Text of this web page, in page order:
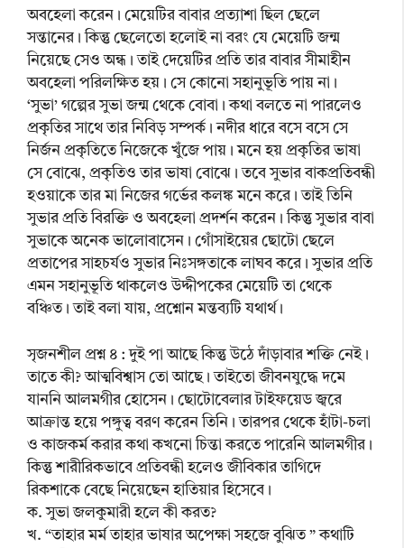
অবহেলা করেন। মেয়েটির বাবার প্রত্যাশা ছিল ছেলে
সন্তানের। কিন্তু ছেলেতো হলোই না বরং যে মেয়েটি জন্ম
নিয়েছে সেও অন্ধ। তাই দেয়েটির প্রতি তার বাবার সীমাহীন
অবহেলা পরিলক্ষিত হয়। সে কোনো সহানুভূতি পায় না।
‘সুভা’ গল্পের সুভা জন্ম থেকে বোবা। কথা বলতে না পারলেও
প্রকৃতির সাথে তার নিবিড় সম্পর্ক। নদীর ধারে বসে বসে সে
নির্জন প্রকৃতিতে নিজেকে খুঁজে পায়। মনে হয় প্রকৃতির ভাষা
সে বোঝে, প্রকৃতিও তার ভাষা বোঝে। তবে সুভার বাকপ্রতিবন্ধী
হওয়াকে তার মা নিজের গর্ভের কলঙ্ক মনে করে। তাই তিনি
সুভার প্রতি বিরক্তি ও অবহেলা প্রদর্শন করেন। কিন্তু সুভার বাবা
সুভাকে অনেক ভালোবাসেন। গোঁসাইয়ের ছোটো ছেলে
প্রতাপের সাহচর্যও সুভার নিঃসঙ্গতাকে লাঘব করে। সুভার প্রতি
এমন সহানুভূতি থাকলেও উদ্দীপকের মেয়েটি তা থেকে
বঞ্চিত। তাই বলা যায়, প্রশ্নোন মন্তব্যটি যথার্থ।
সৃজনশীল প্রশ্ন ৪ : দুই পা আছে কিন্তু উঠে দাঁড়াবার শক্তি নেই।
তাতে কী? আত্মবিশ্বাস তো আছে। তাইতো জীবনযুদ্ধে দমে
যাননি আলমগীর হোসেন। ছোটোবেলার টাইফয়েড জ্বরে
আক্রান্ত হয়ে পঙ্গুত্ব বরণ করেন তিনি। তারপর থেকে হাঁটা-চলা
ও কাজকর্ম করার কথা কখনো চিন্তা করতে পারেনি আলমগীর।
কিন্তু শারীরিকভাবে প্রতিবন্ধী হলেও জীবিকার তাগিদে
রিকশাকে বেছে নিয়েছেন হাতিয়ার হিসেবে।
ক. সুভা জলকুমারী হলে কী করত?
খ. “তাহার মর্ম তাহার ভাষার অপেক্ষা সহজে বুঝিত ” কথাটি